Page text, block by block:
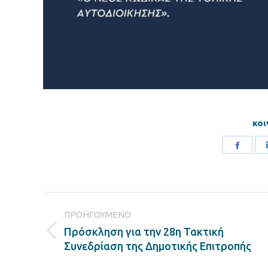
Share
navigation
ΠΡΟΗΓΟΎΜΕΝΟ
Previous
post:
Πρόσκληση για την 28η Τακτική
Συνεδρίαση της Δημοτικής Επιτροπής